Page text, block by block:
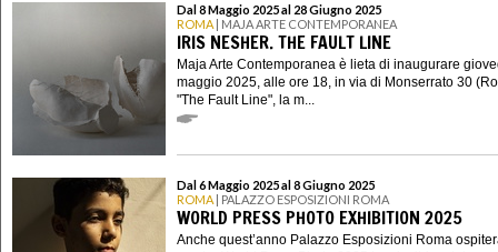
Dal 8 Maggio 2025 al 28 Giugno 2025
ROMA | MAJA ARTE CONTEMPORANEA
IRIS NESHER. THE FAULT LINE
Maja Arte Contemporanea è lieta di inaugurare
maggio 2025, alle ore 18, in via di Monserrato 30
"The Fault Line", la m...
Dal 6 Maggio 2025 al 8 Giugno 2025
ROMA | PALAZZO ESPOSIZIONI ROMA
WORLD PRESS PHOTO EXHIBITION 2025
Anche quest’anno Palazzo Esposizioni Roma